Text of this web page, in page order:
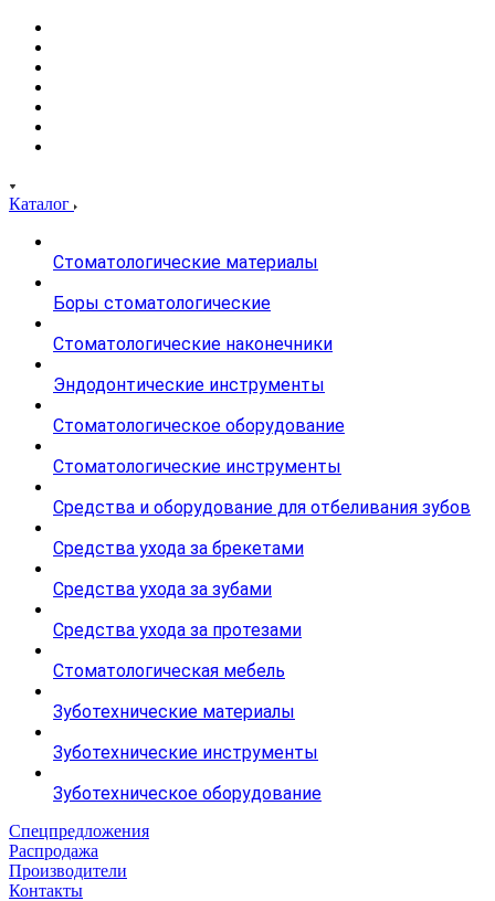
Каталог
Стоматологические материалы
Боры стоматологические
Стоматологические наконечники
Эндодонтические инструменты
Стоматологическое оборудование
Стоматологические инструменты
Средства и оборудование для отбеливания зубов
Средства ухода за брекетами
Средства ухода за зубами
Средства ухода за протезами
Стоматологическая мебель
Зуботехнические материалы
Зуботехнические инструменты
Зуботехническое оборудование
Спецпредложения
Распродажа
Производители
Контакты